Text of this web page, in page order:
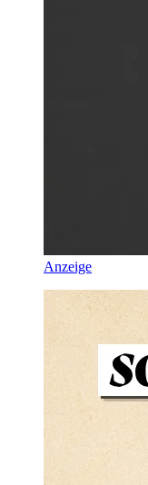
Anzeige